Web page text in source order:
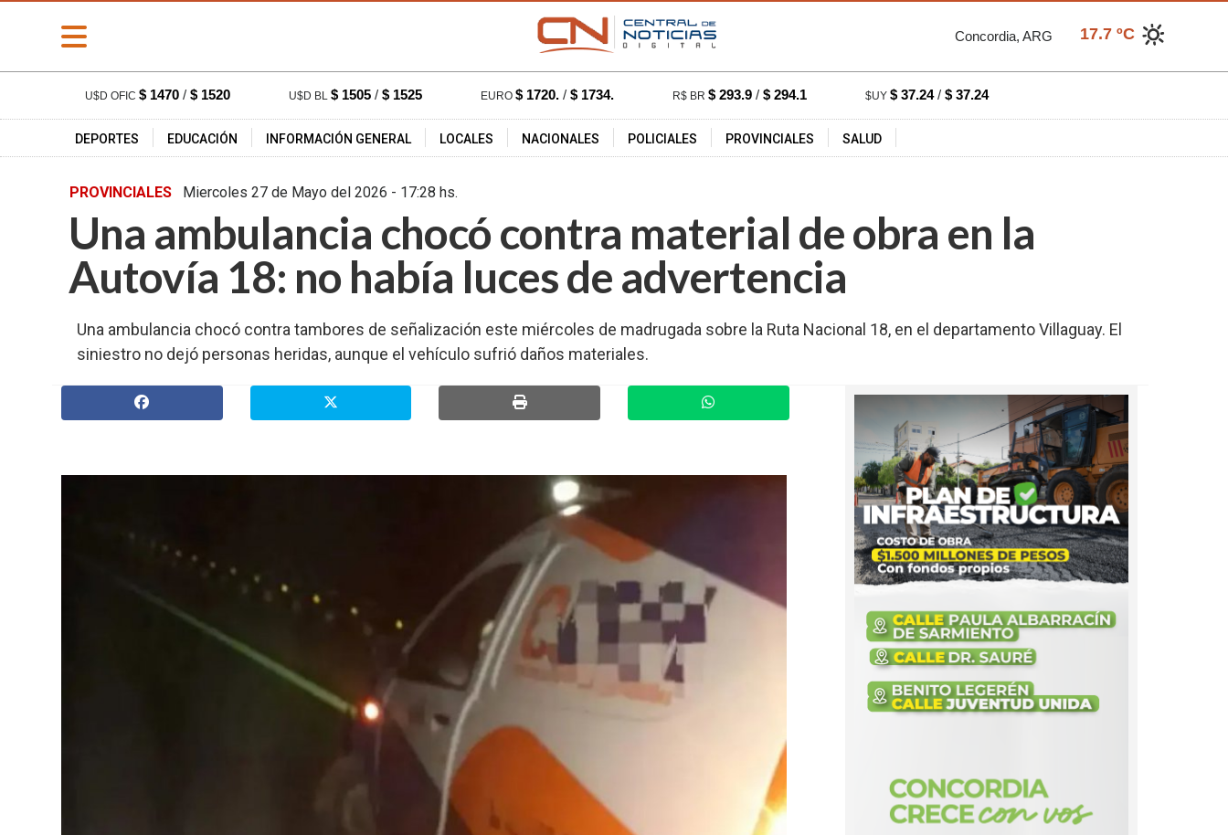
» PORTADA
» Deportes
» Policiales
Concordia, ARG 17.7 ºC
U$D OFIC $ 1470 / $ 1520 U$D BL $ 1505 / $ 1525 EURO $ 1720. / $ 1734. R$ BR $ 293.9 / $ 294.1 $UY $ 37.24/ $ 37.24
DEPORTES EDUCACIÓN INFORMACIÓN GENERAL LOCALES NACIONALES POLICIALES PROVINCIALES SALUD
PROVINCIALES Miercoles 27 de Mayo del 2026 - 17:28 hs.
Una ambulancia chocó contra material de obra en la
Autovía 18: no había luces de advertencia
Una ambulancia chocó contra tambores de señalización este miércoles de madrugada sobre la Ruta Nacional 18, en el departamento Villaguay. El
siniestro no dejó personas heridas, aunque el vehículo sufrió daños materiales.